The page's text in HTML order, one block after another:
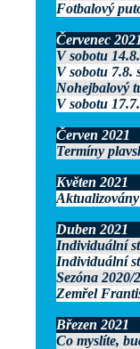
Fotbalový
Červenec
V sobotu
V sobotu 7.8.
Nohejbalový
V sobotu
Červen 2021
Termíny
Květen 2021
Duben 2021
Individuální
Individuální
Sezóna 2020/
Zemřel
Březen 2021
Co myslíte,